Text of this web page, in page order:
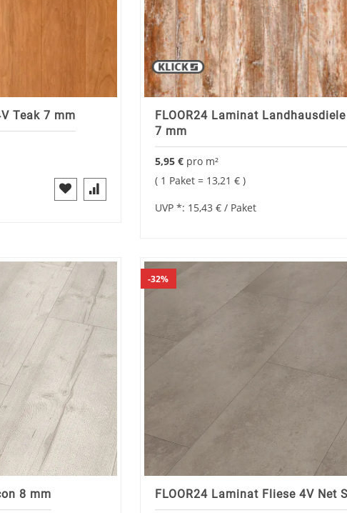
Teak 7 mm
FLOOR24 Laminat
7 mm
5,95 € pro m²
1 Paket = 13,21 €
UVP *: 15,43 €/ Paket
8 mm
32%
FLOOR24 Laminat Fliese 4V Net